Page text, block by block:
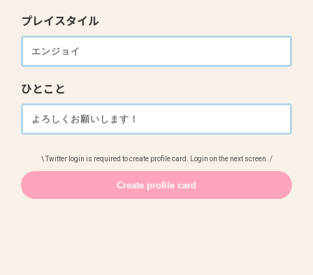
プレイスタイル
ひとこと
\ Twitter login is required to create profile card. Login on the next screen. /